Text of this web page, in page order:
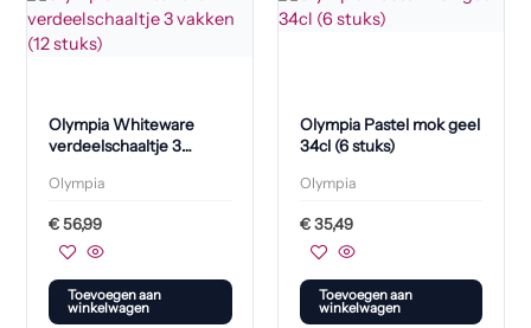
Olympia Whiteware
verdeelschaaltje 3
Olympia
€56,99
Toevoegen aan
winkelwagen
Olympia Pastel mok geel
34cl (6 stuks)
Olympia
€35,49
Toevoegen aan
winkelwagen